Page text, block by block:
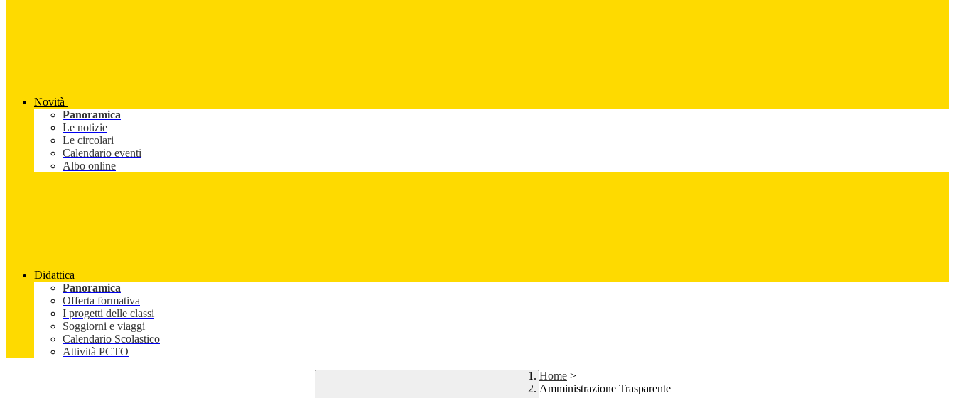
Novità
Panoramica
Le notizie
Le circolari
Calendario eventi
Albo online
Didattica
Panoramica
Offerta formativa
I progetti delle classi
Soggiorni e viaggi
Calendario Scolastico
Attività PCTO
Home >
Amministrazione Trasparente